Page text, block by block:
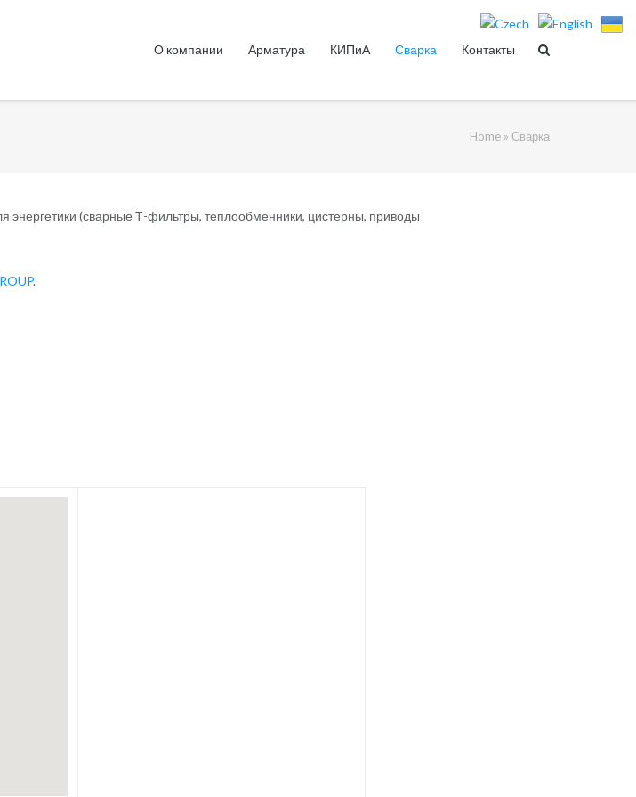
О компании Арматура КИПиА Сварка Контакты
Home » Сварка
энергетики (сварные Т-фильтры, теплообменники, цистерны, приводы
.